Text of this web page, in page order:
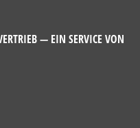
— EIN SERVICE VON